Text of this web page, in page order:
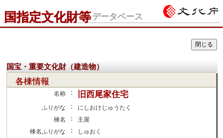
国指定文化財等データベース
国宝・重要文化財（建造物）
各棟情報
名称 ： 旧西尾家住宅
ふりがな ：
にしおけじゅうたく
棟名
：
主屋
棟名ふりがな
： しゅおく